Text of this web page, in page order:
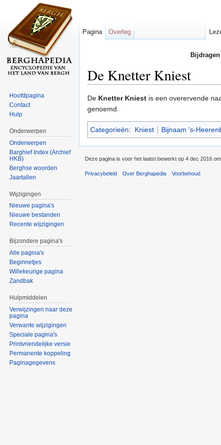
De Knetter Kniest
De Knetter Kniest is een overervende
genoemd.
Categorieën: Kniest Bijnaam 's-
Pagina Overleg
Hoofdpagina
Contact
Hulp
Onderwerpen
Onderwerpen
Barghief Index (Archief
HKB)
Berghse woorden
Jaartallen
Wijzigingen
Nieuwe pagina's
Nieuwe bestanden
Recente wijzigingen
Bijzondere pagina's
Alle pagina's
Beginnetjes
Willekeurige pagina
Zandbak
Hulpmiddelen
Verwijzingen naar deze
pagina
Verwante wijzigingen
Speciale pagina's
Printvriendelijke versie
Permanente koppeling
Paginagegevens
Deze pagina is voor het laatst bewerkt op 4 dec 2016
Privacybeleid Over Berghapedia Voorbehoud